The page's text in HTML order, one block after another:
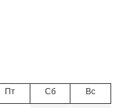
Пт Сб Вс